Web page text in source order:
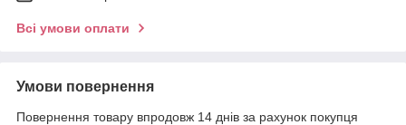
Всі умови оплати
Умови повернення
Повернення товару впродовж 14 днів за рахунок покупця